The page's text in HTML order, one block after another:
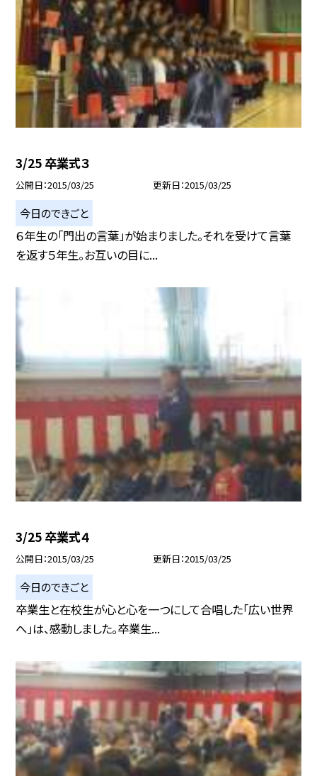
3/25 卒業式３
公開日 2015/03/25 更新日 2015/03/25
今日のできごと
６年生の「門出の言葉」が始まりました。それを受けて言葉
を返す５年生。お互いの目に...
3/25 卒業式４
公開日 2015/03/25 更新日 2015/03/25
今日のできごと
卒業生と在校生が心と心を一つにして合唱した「広い世界
へ」は、感動しました。卒業生...